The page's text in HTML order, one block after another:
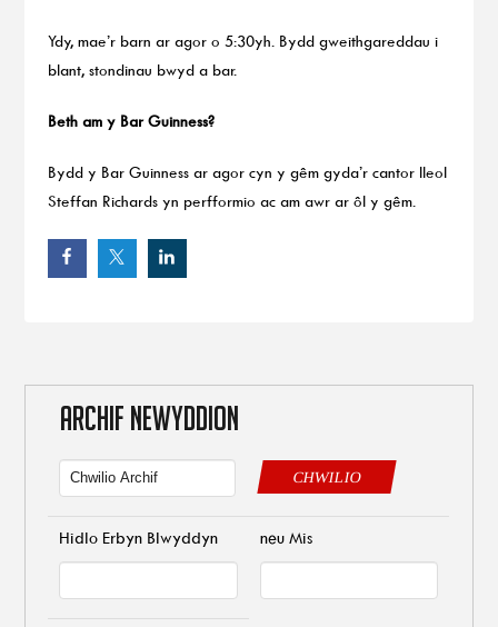
Ydy, mae’r barn ar agor o 5:30yh. Bydd gweithgareddau i
blant, stondinau bwyd a bar.
Beth am y Bar Guinness?
Bydd y Bar Guinness ar agor cyn y gêm gyda’r cantor lleol
Steffan Richards yn perfformio ac am awr ar ôl y gêm.
ARCHIF NEWYDDION
CHWILIO
Hidlo Erbyn Blwyddyn neu Mis